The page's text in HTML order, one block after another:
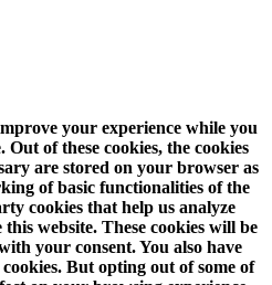
your experience while you
of these cookies, the cookies
are stored on your browser as
of basic functionalities of the
cookies that help us analyze
website. These cookies will be
your consent. You also have
But opting out of some of